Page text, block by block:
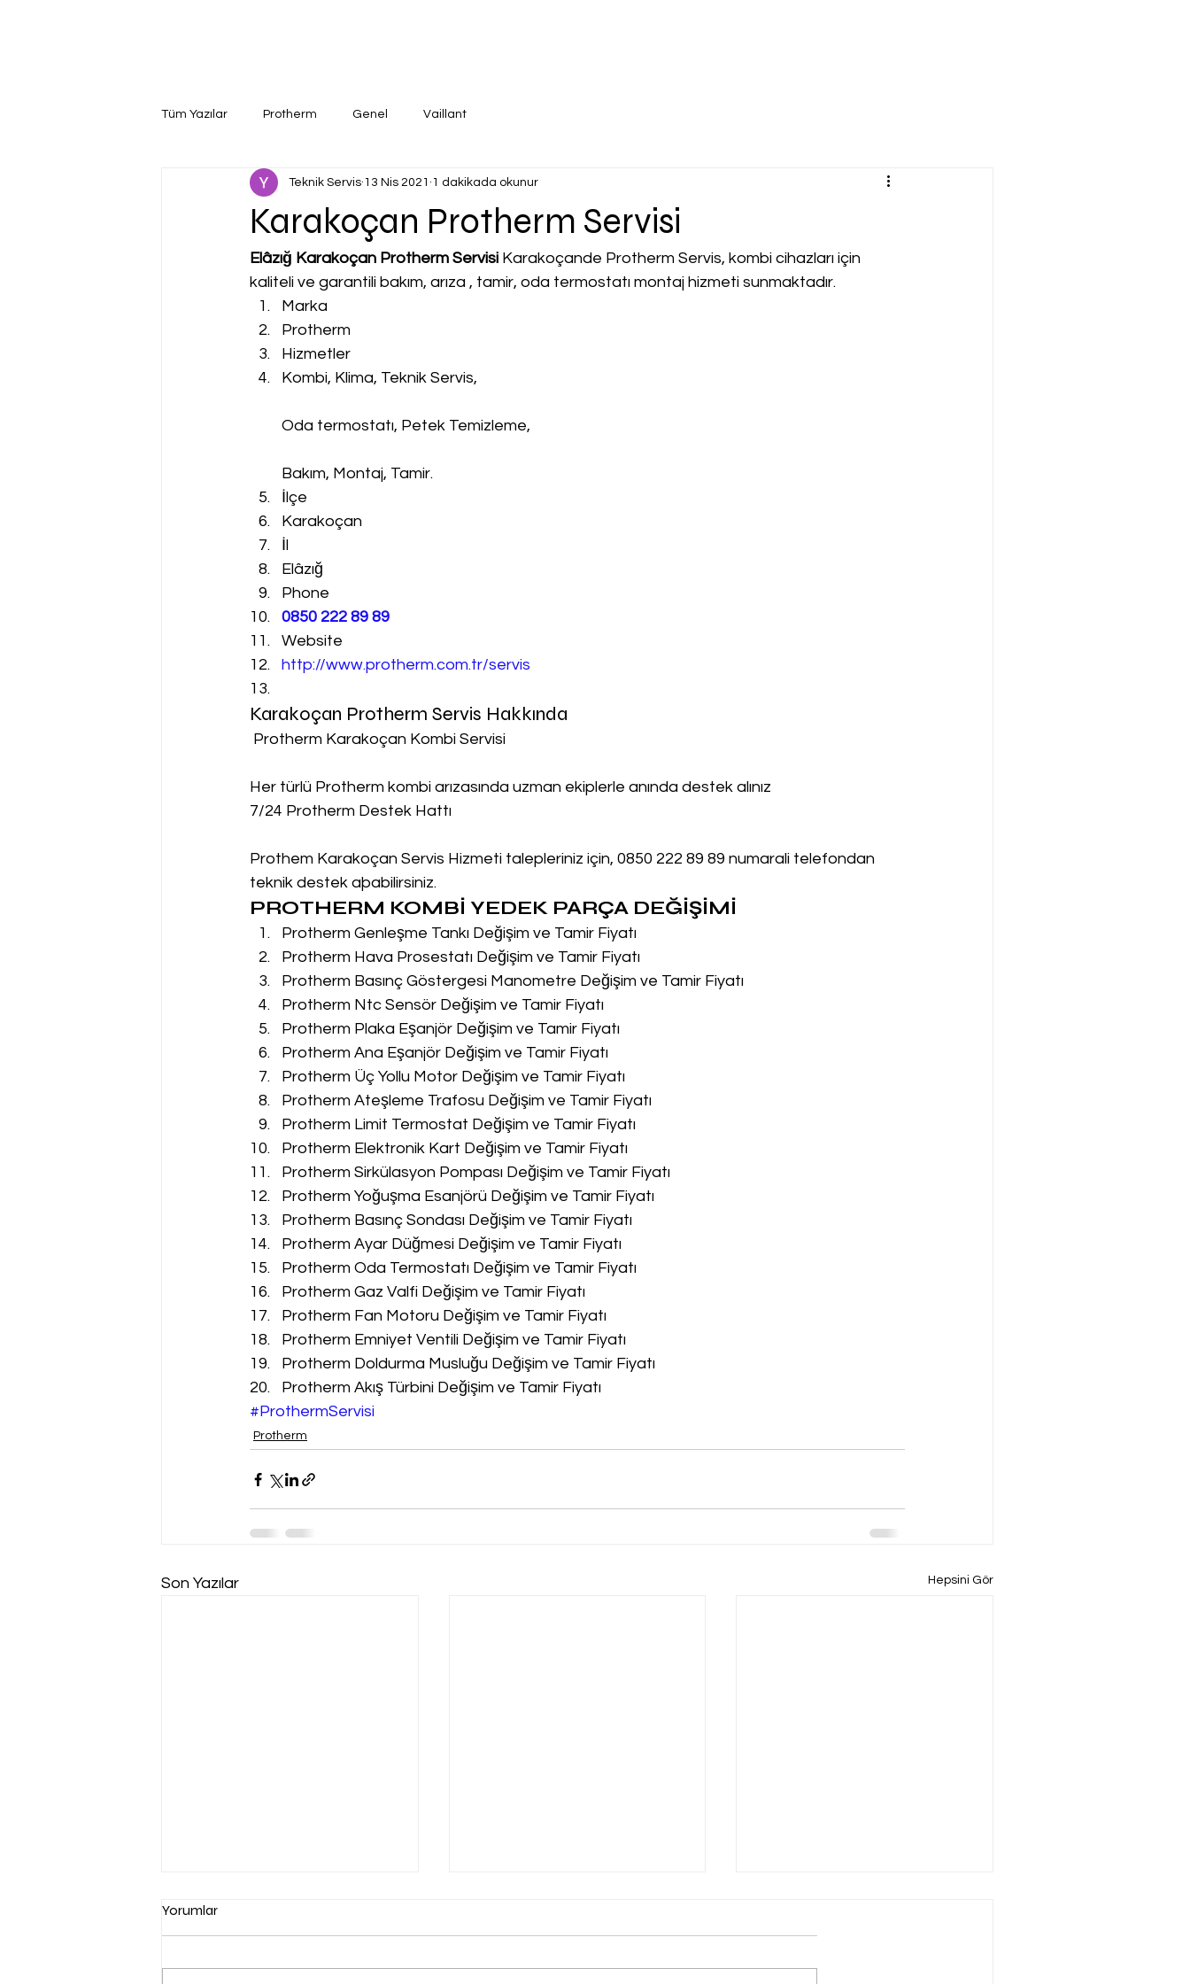
Tüm Yazılar Protherm Genel Vaillant
Karakoçan Protherm Servisi
Teknik Servis 13 Nis 2021 1 dakikada okunur
Elâzığ Karakoçan Protherm Servisi Karakoçande Protherm Servis, kombi cihazları için
kaliteli ve garantili bakım, arıza , tamir, oda termostatı montaj hizmeti sunmaktadır.
Marka
Protherm
Hizmetler
Kombi, Klima, Teknik Servis,
Oda termostatı, Petek Temizleme,
Bakım, Montaj, Tamir.
İlçe
Karakoçan
İl
Elâzığ
Phone
0850 222 89 89
Website
http://www.protherm.com.tr/servis
Karakoçan Protherm Servis Hakkında
Protherm Karakoçan Kombi Servisi
Her türlü Protherm kombi arızasında uzman ekiplerle anında destek alınız
7/24 Protherm Destek Hattı
Prothem Karakoçan Servis Hizmeti talepleriniz için, 0850 222 89 89 numarali telefondan
teknik destek aþabilirsiniz.
PROTHERM KOMBİ YEDEK PARÇA DEĞİŞİMİ
Protherm Genleşme Tankı Değişim ve Tamir Fiyatı
Protherm Hava Prosestatı Değişim ve Tamir Fiyatı
Protherm Basınç Göstergesi Manometre Değişim ve Tamir Fiyatı
Protherm Ntc Sensör Değişim ve Tamir Fiyatı
Protherm Plaka Eşanjör Değişim ve Tamir Fiyatı
Protherm Ana Eşanjör Değişim ve Tamir Fiyatı
Protherm Üç Yollu Motor Değişim ve Tamir Fiyatı
Protherm Ateşleme Trafosu Değişim ve Tamir Fiyatı
Protherm Limit Termostat Değişim ve Tamir Fiyatı
Protherm Elektronik Kart Değişim ve Tamir Fiyatı
Protherm Sirkülasyon Pompası Değişim ve Tamir Fiyatı
Protherm Yoğuşma Esanjörü Değişim ve Tamir Fiyatı
Protherm Basınç Sondası Değişim ve Tamir Fiyatı
Protherm Ayar Düğmesi Değişim ve Tamir Fiyatı
Protherm Oda Termostatı Değişim ve Tamir Fiyatı
Protherm Gaz Valfi Değişim ve Tamir Fiyatı
Protherm Fan Motoru Değişim ve Tamir Fiyatı
Protherm Emniyet Ventili Değişim ve Tamir Fiyatı
Protherm Doldurma Musluğu Değişim ve Tamir Fiyatı
Protherm Akış Türbini Değişim ve Tamir Fiyatı
#ProthermServisi
Protherm
Son Yazılar Hepsini Gör
Yorumlar